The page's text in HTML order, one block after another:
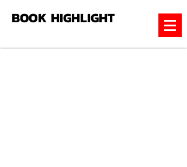
BOOK HIGHLIGHT